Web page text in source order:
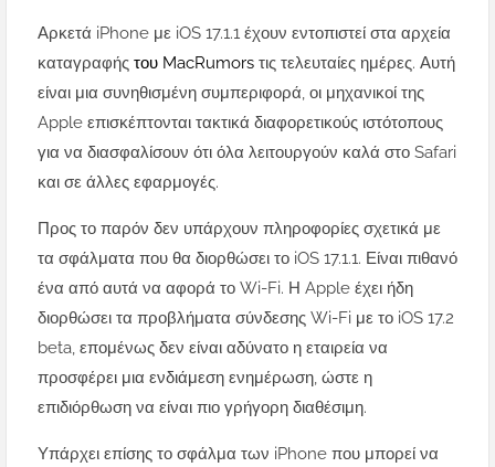
Αρκετά iPhone με iOS 17.1.1 έχουν εντοπιστεί στα αρχεία
καταγραφής του MacRumors τις τελευταίες ημέρες. Αυτή
είναι μια συνηθισμένη συμπεριφορά, οι μηχανικοί της
Apple επισκέπτονται τακτικά διαφορετικούς ιστότοπους
για να διασφαλίσουν ότι όλα λειτουργούν καλά στο Safari
και σε άλλες εφαρμογές.
Προς το παρόν δεν υπάρχουν πληροφορίες σχετικά με
τα σφάλματα που θα διορθώσει το iOS 17.1.1. Είναι πιθανό
ένα από αυτά να αφορά το Wi-Fi. Η Apple έχει ήδη
διορθώσει τα προβλήματα σύνδεσης Wi-Fi με το iOS 17.2
beta, επομένως δεν είναι αδύνατο η εταιρεία να
προσφέρει μια ενδιάμεση ενημέρωση, ώστε η
επιδιόρθωση να είναι πιο γρήγορη διαθέσιμη.
Υπάρχει επίσης το σφάλμα των iPhone που μπορεί να